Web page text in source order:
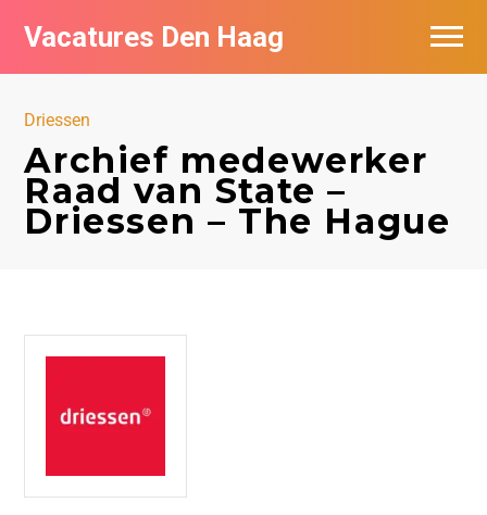
Vacatures Den Haag
Driessen
Archief medewerker
Raad van State –
Driessen – The Hague
Vacatures per bedrijf in Den Haag